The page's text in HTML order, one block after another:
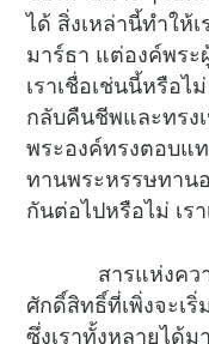
ได้ สิ่งเหล่านี้ทำให้
มาร์ธา แต่องค์พระ
เราเชื่อเช่นนี้หรือไ
กลับคืนชีพและทรง
พระองค์ทรงตอบแ
ทานพระหรรษทาน
กันต่อไปหรือไม่ เร
สารแห่งความ
ศักดิ์สิทธิ์ที่เพิ่งจะเ
ซึ่งเราทั้งหลายได้